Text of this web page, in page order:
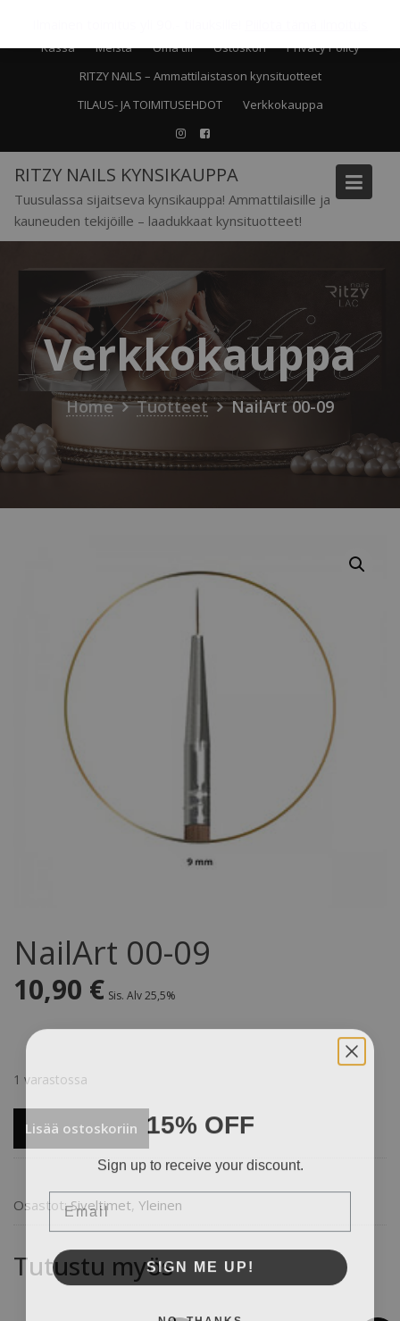
contentKassa
Meistä Oma tili Ostoskori
Privacy Policy
RITZY NAILS – Ammattilaistason kynsituotteet
TILAUS- JA TOIMITUSEHDOT
Verkkokauppa
RITZY NAILS KYNSIKAUPPA
Tuusulassa sijaitseva kynsikauppa! Ammattilaisille ja
kauneuden tekijöille – laadukkaat kynsituotteet!
Verkkokauppa
Home Tuotteet NailArt 00-09
NailArt 00-09
10,90 € Sis. Alv 25,5%
1 varastossa
00-
Lisää ostoskoriin
Osastot:Siveltimet, Yleinen
Tutustu myös
15% OFF
Sign up to receive your discount.
Email
SIGN ME UP!
NO, THANKS